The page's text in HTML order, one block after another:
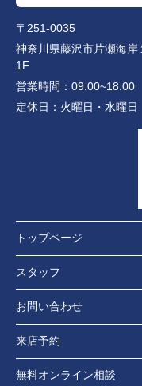
〒251-0035
神奈川県藤沢市片瀬海
1F
営業時間： 09:00~18:00
定休日： 火曜日・水曜日
トップページ
スタッフ
お問い合わせ
来店予約
無料オンライン相談